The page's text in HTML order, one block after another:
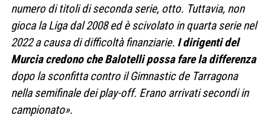
numero di titoli di seconda serie, otto. Tuttavia, non
gioca la Liga dal 2008 ed è scivolato in quarta serie nel
2022 a causa di difficoltà finanziarie. I dirigenti del
Murcia credono che Balotelli possa fare la differenza
dopo la sconfitta contro il Gimnastic de Tarragona
nella semifinale dei play-off. Erano arrivati secondi in
campionato».